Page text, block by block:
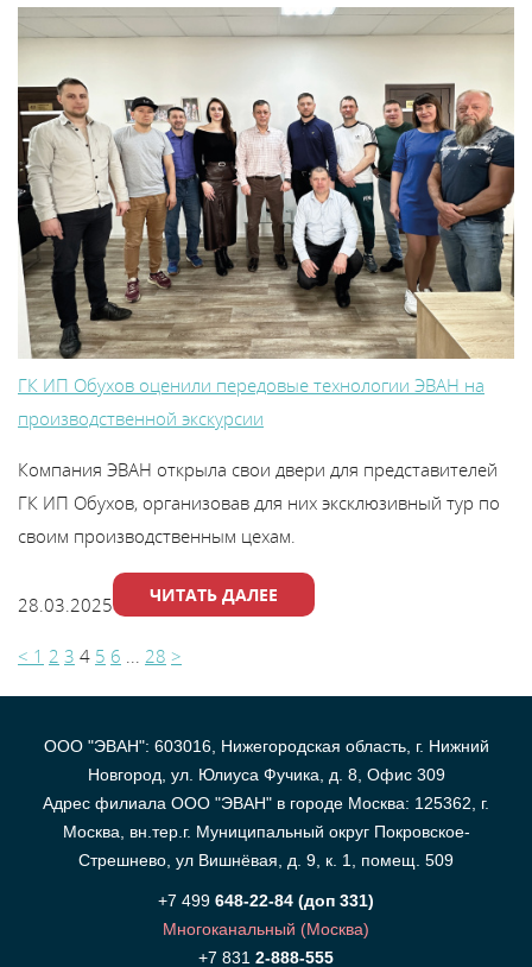
ГК ИП Обухов оценили передовые технологии ЭВАН на
производственной экскурсии
Компания ЭВАН открыла свои двери для представителей
ГК ИП Обухов, организовав для них эксклюзивный тур по
своим производственным цехам.
28.03.2025 ЧИТАТЬ ДАЛЕЕ
< 1 2 3 4 5 6 28 >
ООО "ЭВАН": 603016, Нижегородская область, г. Нижний
Новгород, ул. Юлиуса Фучика, д. 8, Офис 309
Адрес филиала ООО "ЭВАН" в городе Москва: 125362, г.
Москва, вн.тер.г. Муниципальный округ Покровское-
Стрешнево, ул Вишнёвая, д. 9, к. 1, помещ. 509
+7 499 648-22-84 (доп 331)
Многоканальный (Москва)
+7 831 2-888-555